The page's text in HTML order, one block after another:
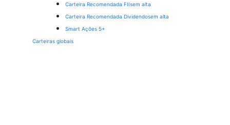
Carteira Recomendada FIIsem alta
Carteira Recomendada Dividendosem alta
Smart Ações 5+
Carteiras globais